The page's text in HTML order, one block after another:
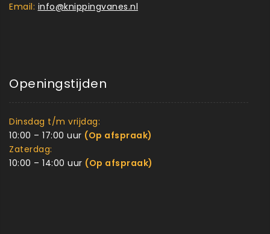
Email: info@knippingvanes.nl
Openingstijden
Dinsdag t/m vrijdag:
10:00 – 17:00 uur (Op afspraak)
Zaterdag:
10:00 – 14:00 uur (Op afspraak)